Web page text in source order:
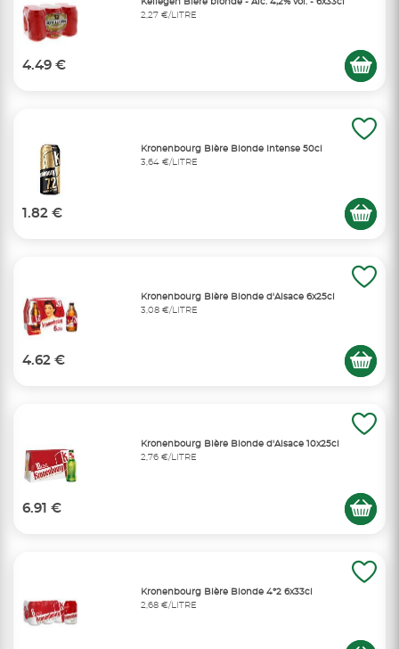
2,27 €/LITRE
4.49 €
Kronenbourg Bière Blonde Intense 50cl
3,64 €/LITRE
1.82 €
Kronenbourg Bière Blonde d'Alsace 6x25cl
3,08 €/LITRE
4.62 €
Kronenbourg Bière Blonde d'Alsace 10x25cl
2,76 €/LITRE
6.91 €
Kronenbourg Bière Blonde 4°2 6x33cl
2,68 €/LITRE